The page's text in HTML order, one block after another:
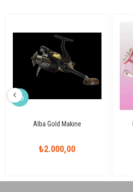
Alba Gold Makine
₺2.000,00